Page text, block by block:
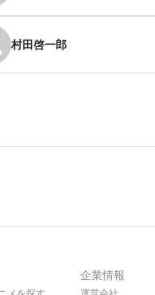
村田啓一郎
企業情報